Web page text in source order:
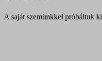
A saját szemünkkel próbáltuk ki